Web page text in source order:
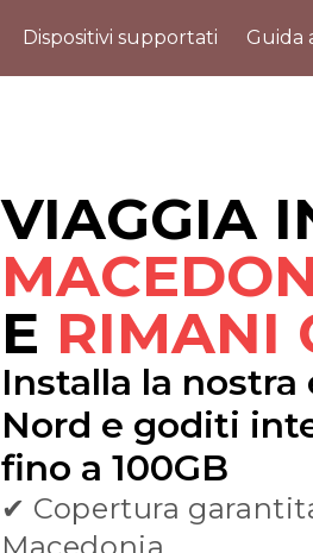
Dispositivi supportati Guida
VIAGGIA
E RIMANI
Installa la nostra
Nord e goditi
fino a 100GB
✔ Copertura